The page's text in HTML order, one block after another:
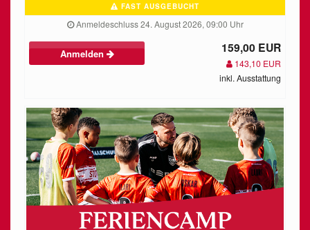
FAST AUSGEBUCHT
Anmeldeschluss 24. August 2026, 09:00 Uhr
Anmelden 159,00 EUR
143,10 EUR
inkl. Ausstattung